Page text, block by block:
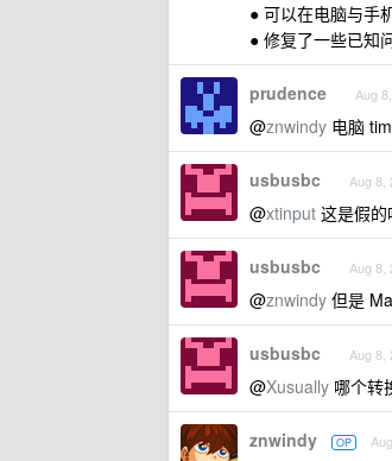
● 可以在电脑与手
● 修复了一些已知
prudence Aug
@znwindy 电脑
usbusbc Aug 8,
@xtinput 这是假
usbusbc Aug 8,
@znwindy 但是
usbusbc Aug 8,
@Xusually 哪个转
znwindy OP